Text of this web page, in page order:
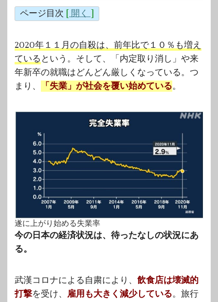
ページ目次 [ 開く ]
2020年１１月の自殺は、前年比で１０％も増え
ている という。そして、「内定取り消し」や来
年新卒の就職はどんどん厳しくなっている。つ
まり、
「失業」が社会を覆い始めている。
遂に上がり始める失業率
今の日本の経済状況は、待ったなしの状況にあ
る。
武漢コロナによる自粛により、 飲食店は壊滅的
打撃を受け、 雇用も大きく減少している。旅行